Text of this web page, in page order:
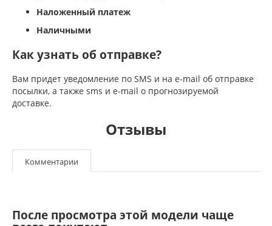
Наложенный платеж
Наличными
Как узнать об отправке?
Вам придет уведомление по SMS и на e-mail об отправке
посылки, а также sms и e-mail о прогнозируемой
доставке.
Отзывы
Комментарии
После просмотра этой модели чаще